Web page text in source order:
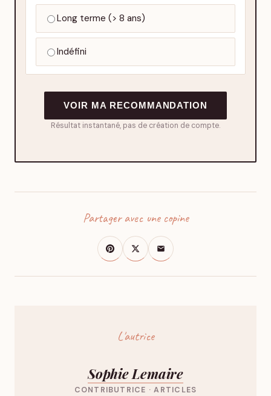
Long terme (> 8 ans)
Indéfini
VOIR MA RECOMMANDATION
Résultat instantané, pas de création de compte.
Partager avec une copine
L'autrice
Sophie Lemaire
CONTRIBUTRICE · ARTICLES